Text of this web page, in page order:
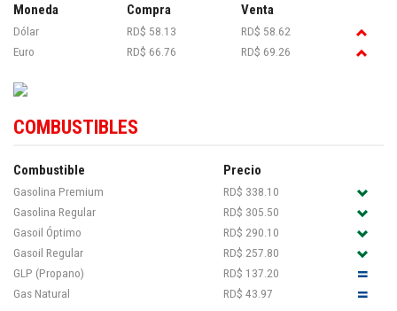
Moneda Compra Venta
Dólar RD$ 58.13
RD$ 58.62
Euro
RD$ 66.76 RD$ 69.26
COMBUSTIBLES
Combustible Precio
Gasolina Premium
RD$ 338.10
Gasolina Regular
RD$ 305.50
Gasoil Óptimo
RD$ 290.10
Gasoil Regular
RD$ 257.80
GLP (Propano)
RD$ 137.20
Gas Natural
RD$ 43.97